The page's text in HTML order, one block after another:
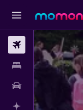
Lennud
Majutus
Planeeri AI-ga